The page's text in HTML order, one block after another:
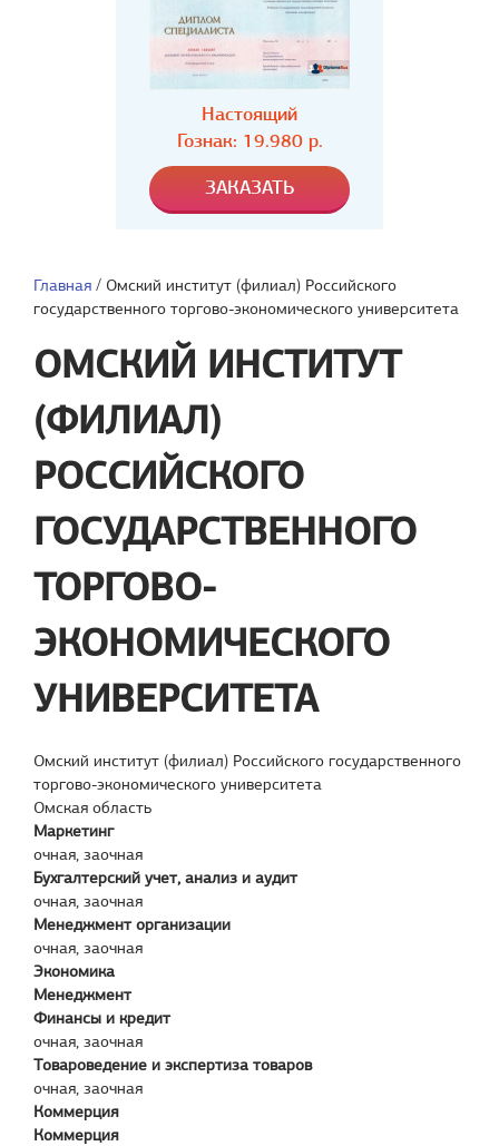
Настоящий
Гознак: 19.980 р.
Главная / Омский институт (филиал) Российского
государственного торгово-экономического университета
ОМСКИЙ ИНСТИТУТ
(ФИЛИАЛ)
РОССИЙСКОГО
ГОСУДАРСТВЕННОГО
ТОРГОВО-
ЭКОНОМИЧЕСКОГО
УНИВЕРСИТЕТА
Омский институт (филиал) Российского государственного
торгово-экономического университета
Омская область
Маркетинг
очная, заочная
Бухгалтерский учет, анализ и аудит
очная, заочная
Менеджмент организации
очная, заочная
Экономика
Менеджмент
Финансы и кредит
очная, заочная
Товароведение и экспертиза товаров
очная, заочная
Коммерция
Коммерция